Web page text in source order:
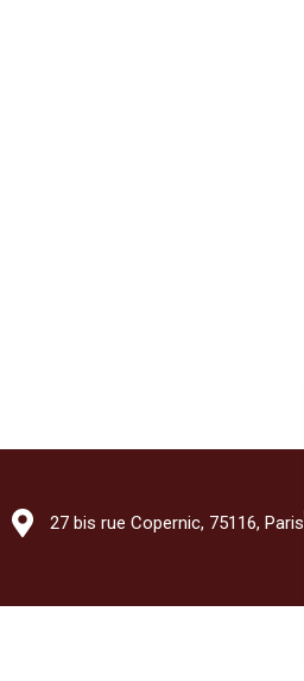
27 bis rue Copernic, 75116, Paris